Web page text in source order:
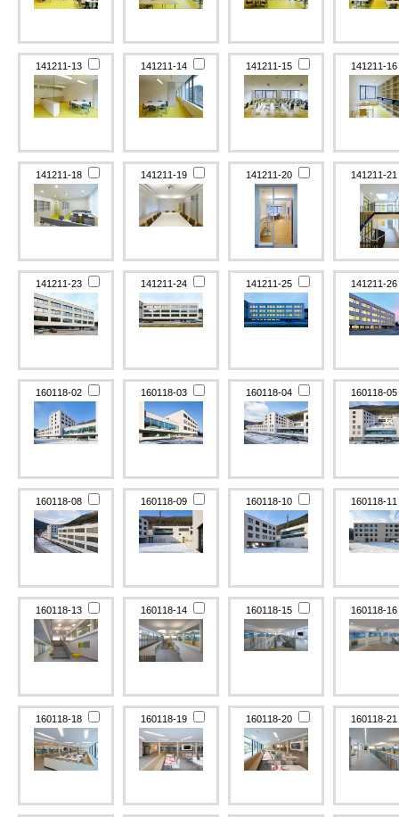
141211-13 141211-14 141211-15 141211-16
141211-18 141211-19 141211-20 141211-21
141211-23 141211-24 141211-25 141211-26
160118-02 160118-03 160118-04 160118-05
160118-08 160118-09 160118-10 160118-11
160118-13 160118-14 160118-15 160118-16
160118-18 160118-19 160118-20 160118-21